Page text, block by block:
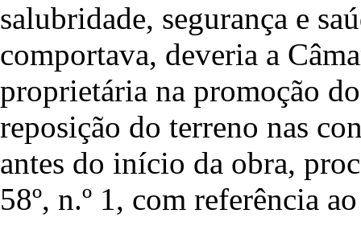
salubridade, segurança e
comportava, deveria a
proprietária na promoção
reposição do terreno nas
antes do início da obra,
58º, n.º 1, com referência